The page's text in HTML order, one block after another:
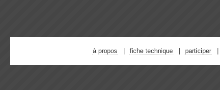
à propos fiche technique participer